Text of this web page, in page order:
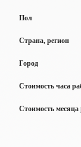
Пол
Страна, регион
Город
Стоимость часа
Стоимость месяца